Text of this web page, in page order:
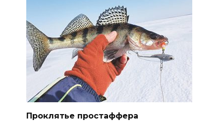
Проклятье простаффера